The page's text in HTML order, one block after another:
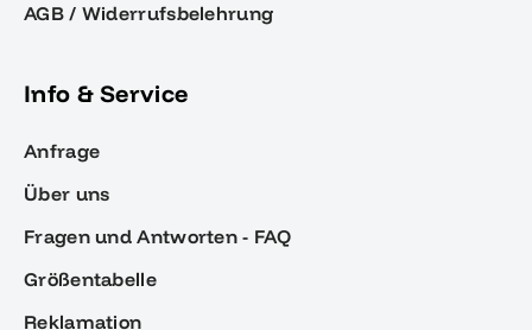
AGB / Widerrufsbelehrung
Info & Service
Anfrage
Über uns
Fragen und Antworten - FAQ
Größentabelle
Reklamation